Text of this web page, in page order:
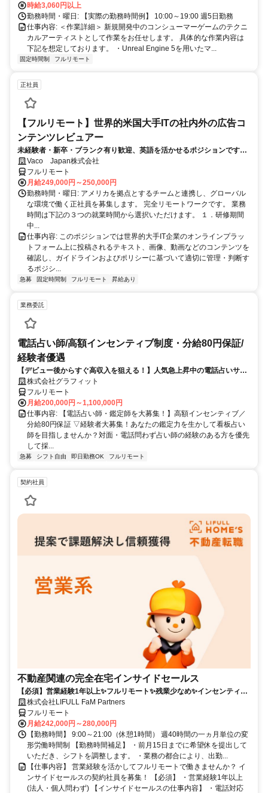
時給3,060円以上
勤務時間・曜日: 【実際の勤務時間例】 10:00～19:00 週5日勤務
仕事内容: ＜作業詳細＞ 新規開発中のコンシューマーゲームのテクニ
カルアーティストとして作業をお任せします。 具体的な作業内容は
下記を想定しております。 ・Unreal Engine 5を用いたマ...
固定時間制 フルリモート
正社員
【フルリモート】世界的米国大手ITの社内外の広告コ
ンテンツレビュアー
未経験者・新卒・ブランク有り歓迎、英語を活かせるポジションです。
完全リモート
Vaco Japan株式会社
フルリモート
月給249,000円～250,000円
勤務時間・曜日: アメリカを拠点とするチームと連携し、グローバル
な環境で働く正社員を募集します。 完全リモートワークです。 業務
時間は下記の３つの就業時間から選択いただけます。 １．研修期間
中...
仕事内容: このポジションでは世界的大手IT企業のオンラインプラッ
トフォーム上に投稿されるテキスト、画像、動画などのコンテンツを
確認し、ガイドラインおよびポリシーに基づいて適切に管理・判断す
るポジシ...
急募 固定時間制 フルリモート 昇給あり
業務委託
電話占い師/高額インセンティブ制度・分給80円保証/
経験者優遇
【デビュー後からすぐ高収入を狙える！】人気急上昇中の電話占いサイ
トで占いのお仕事
株式会社グラフィット
フルリモート
月給200,000円～1,100,000円
仕事内容: 【電話占い師・鑑定師を大募集！】高額インセンティブ／
分給80円保証 ▽経験者大募集！あなたの鑑定力を生かして看板占い
師を目指しませんか？対面・電話問わず占い師の経験のある方を優先
して採...
急募 シフト自由 即日勤務OK フルリモート
契約社員
不動産関連の完全在宅インサイドセールス
【必須】営業経験1年以上✨フルリモート✨残業少なめ✨インセンティブ
有 株式会社LIFULL FaM Partners
フルリモート
月給242,000円～280,000円
【勤務時間】 9:00～21:00（休憩1時間） 週40時間の一ヵ月単位の変
形労働時間制 【勤務時間補足】 ・前月15日までに希望休を提出して
いただき、シフトを調整します。 ・業務の都合により、出勤...
【仕事内容】 営業経験を活かしてフルリモートで働きませんか？ イ
ンサイドセールスの契約社員を募集！ 【必須】 ・営業経験1年以上
(法人・個人問わず) 【インサイドセールスの仕事内容】 ・電話対応